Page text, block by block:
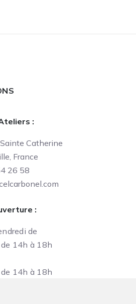
:
Catherine
France
26 58
:
de
14h à 18h
14h à 18h